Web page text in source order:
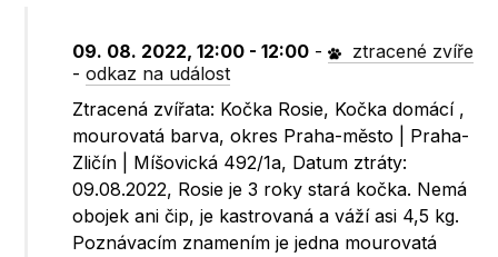
09. 08. 2022, 12:00 - 12:00 -
ztracené zvíře
-odkaz na událost
Ztracená zvířata: Kočka Rosie, Kočka domácí ,
mourovatá barva, okres Praha-město | Praha-
Zličín | Míšovická 492/1a, Datum ztráty:
09.08.2022, Rosie je 3 roky stará kočka. Nemá
obojek ani čip, je kastrovaná a váží asi 4,5 kg.
Poznávacím znamením je jedna mourovatá